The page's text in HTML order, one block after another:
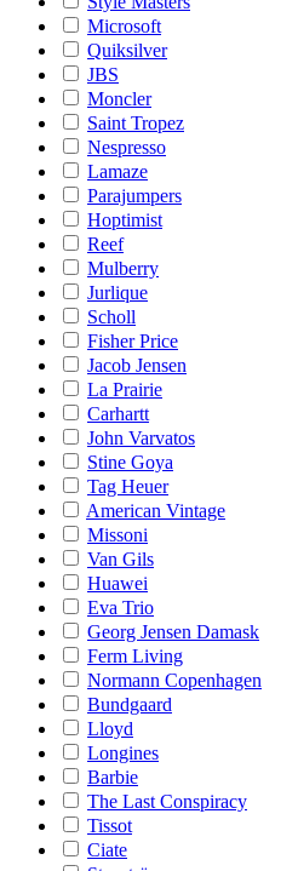
Microsoft
Quiksilver
JBS
Moncler
Saint Tropez
Nespresso
Lamaze
Parajumpers
Hoptimist
Reef
Mulberry
Jurlique
Scholl
Fisher Price
Jacob Jensen
La Prairie
Carhartt
John Varvatos
Stine Goya
Tag Heuer
American Vintage
Missoni
Van Gils
Huawei
Eva Trio
Georg Jensen Damask
Ferm Living
Normann Copenhagen
Bundgaard
Lloyd
Longines
Barbie
The Last Conspiracy
Tissot
Ciate